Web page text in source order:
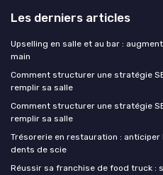
Les derniers articles
Upselling en salle et au bar :
main
Comment structurer une stratégie
remplir sa salle
Comment structurer une stratégie
remplir sa salle
Trésorerie en restauration :
dents de scie
Réussir sa franchise de food truck :